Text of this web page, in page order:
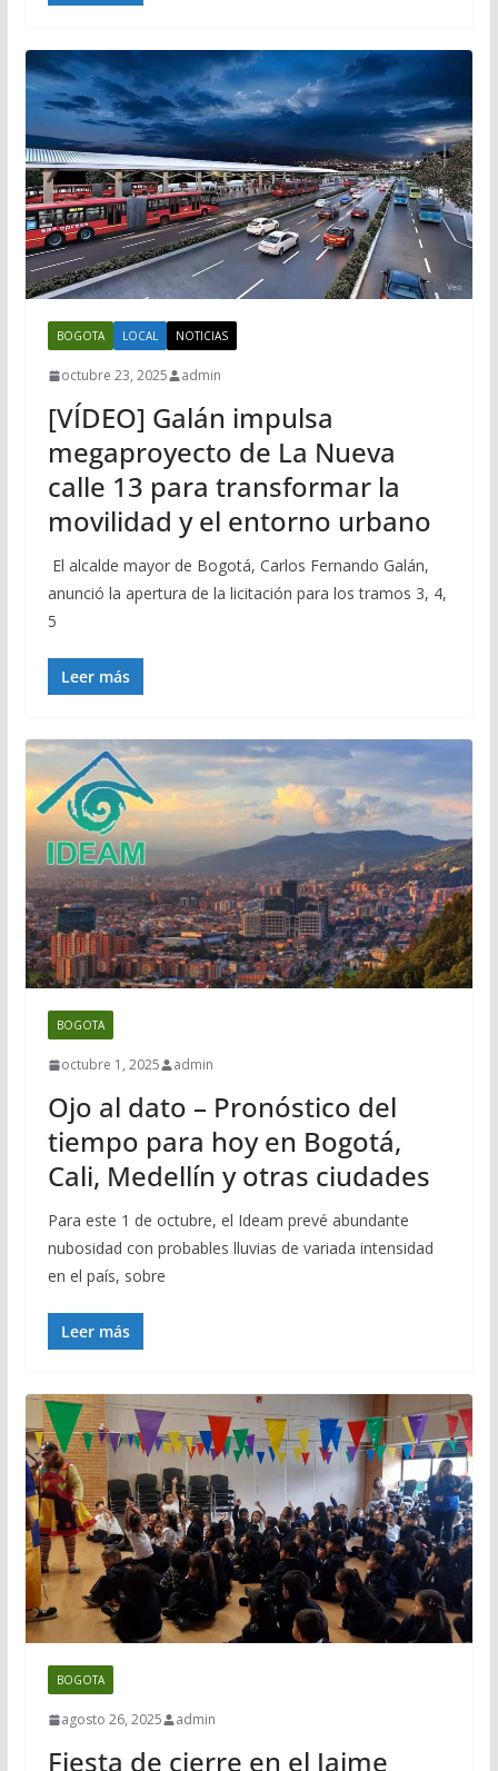
BOGOTA LOCAL NOTICIAS
octubre 23, 2025 admin
[VÍDEO] Galán impulsa
megaproyecto de La Nueva
calle 13 para transformar la
movilidad y el entorno urbano
El alcalde mayor de Bogotá, Carlos Fernando Galán,
anunció la apertura de la licitación para los tramos 3, 4,
5
Leer más
BOGOTA
octubre 1, 2025 admin
Ojo al dato – Pronóstico del
tiempo para hoy en Bogotá,
Cali, Medellín y otras ciudades
Para este 1 de octubre, el Ideam prevé abundante
nubosidad con probables lluvias de variada intensidad
en el país, sobre
Leer más
BOGOTA
agosto 26, 2025 admin
Fiesta de cierre en el Jaime